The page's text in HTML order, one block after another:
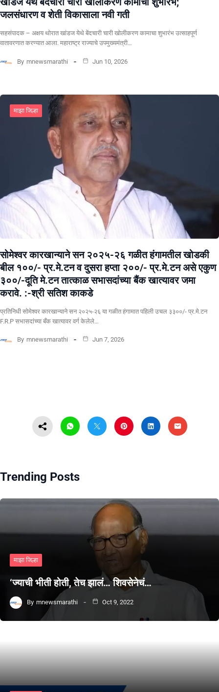
जलसंधारण व शेती विकासाला नवी गती
सहसंपादक – अक्षय थोरात खांडज येथे बेंदचारी चारी खोलीकरण कामाचा शुभारंभ उत्साहपूर्ण
वातावरणात करण्यात आला. महाराष्ट्र राज्याचे उपमुख्यमंत्री…
By mnewsmarathi Jun 10, 2026
माझा जिल्हा
सोमेश्वर कारखान्याने सन २०२५-२६ गळीत हंगामतील खोडकी
बील १००/- प्र.मे.टन व दुसरा हप्ता २००/- प्र.मे.टन असे एकुण
३००/-दूति मे.टन तात्काळ सभासदांच्या बैंक खात्यावर जमा
करावे. :-श्री सतिश काकडे
प्रतिनिधी सोमेश्वर कारखान्याने सन २०२५-२६ या गळीत हंगामात पहिली उचल ३३००/- प्र.मे.टन
F.R.P सभासदांच्या बँक खात्यावर वर्ग केलेले…
By mnewsmarathi Jun 7, 2026
Trending Posts
माझा जिल्हा
‘ज्याची भीती होती, तेच झालं… शिवसेनेचं…
By mnewsmarathi Oct 9, 2022